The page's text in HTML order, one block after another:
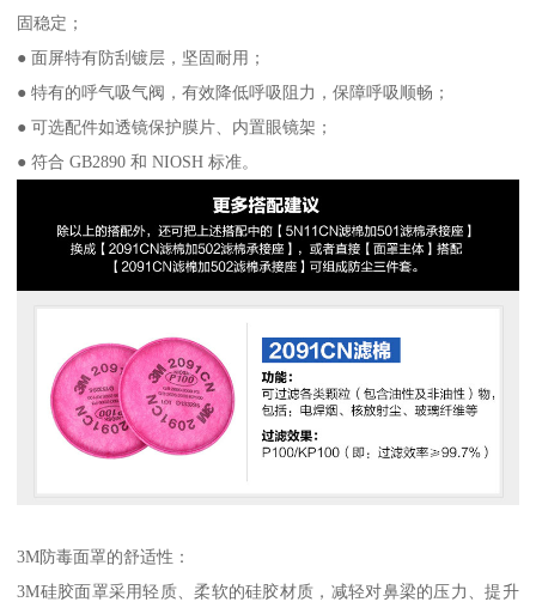
固稳定；
● 面屏特有防刮镀层，坚固耐用；
● 特有的呼气吸气阀，有效降低呼吸阻力，保障呼吸顺畅；
● 可选配件如透镜保护膜片、内置眼镜架；
● 符合 GB2890 和 NIOSH 标准。
3M防毒面罩的舒适性：
3M硅胶面罩采用轻质、柔软的硅胶材质，减轻对鼻梁的压力、提升